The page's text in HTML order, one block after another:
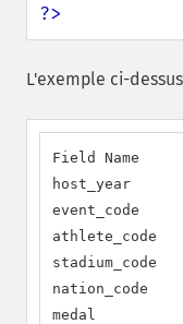
?>
L'exemple ci-
Field Name
host_year
event_code
athlete_code
nation_code
medal